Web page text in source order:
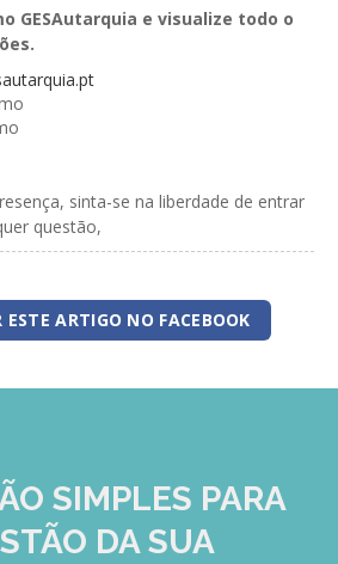
GESAutarquia e visualize todo o
sinta-se na liberdade de entrar
questão,
ESTE ARTIGO NO FACEBOOK
SIMPLES PARA
DA SUA